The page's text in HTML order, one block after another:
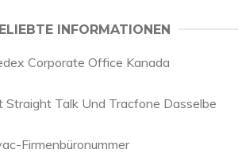
INFORMATIONEN
Corporate Office Kanada
Straight Talk Und Tracfone Dasselbe
Firmenbüronummer